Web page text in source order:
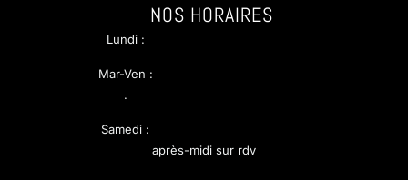
NOS HORAIRES
Lundi :
Mar-Ven :
.
Samedi :
après-midi sur rdv